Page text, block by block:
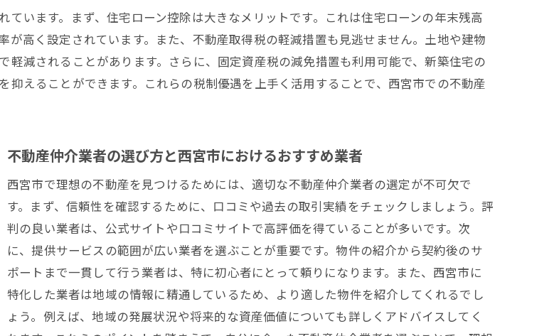
して住まいを見つけるための心構え
います。まず、住宅ローン控除は大きなメリットです。これは住宅ローンの年末残高
高く設定されています。また、不動産取得税の軽減措置も見逃せません。土地や建物
減されることがあります。さらに、固定資産税の減免措置も利用可能で、新築住宅の
えることができます。これらの税制優遇を上手く活用することで、西宮市での不動産
不動産仲介業者の選び方と西宮市におけるおすすめ業者
西宮市で理想の不動産を見つけるためには、適切な不動産仲介業者の選定が不可欠で
す。まず、信頼性を確認するために、口コミや過去の取引実績をチェックしましょう。評
判の良い業者は、公式サイトや口コミサイトで高評価を得ていることが多いです。次
に、提供サービスの範囲が広い業者を選ぶことが重要です。物件の紹介から契約後のサ
ポートまで一貫して行う業者は、特に初心者にとって頼りになります。また、西宮市に
特化した業者は地域の情報に精通しているため、より適した物件を紹介してくれるでし
ょう。例えば、地域の発展状況や将来的な資産価値についても詳しくアドバイスしてく